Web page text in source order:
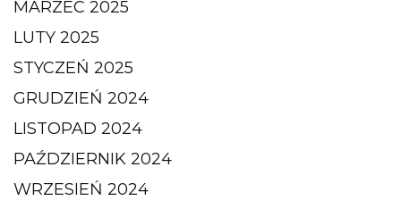
MARZEC 2025
LUTY 2025
STYCZEŃ 2025
GRUDZIEŃ 2024
LISTOPAD 2024
PAŹDZIERNIK 2024
WRZESIEŃ 2024